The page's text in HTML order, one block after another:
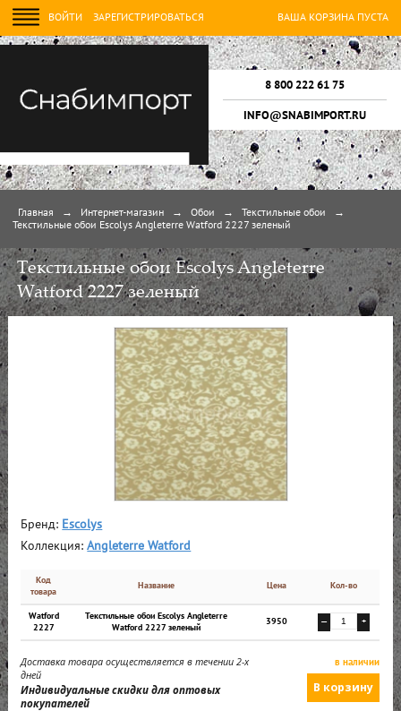
ВОЙТИ ЗАРЕГИСТРИРОВАТЬСЯ ВАША КОРЗИНА ПУСТА
8 800 222 61 75
INFO@SNABIMPORT.RU
Главная → Интернет-магазин → Обои → Текстильные обои
→
Текстильные обои Escolys Angleterre Watford 2227 зеленый
Текстильные обои Escolys Angleterre
Watford 2227 зеленый
Бренд: Escolys
Коллекция:Angleterre Watford
Код
товара
Название Цена Кол-во
Watford
2227
Текстильные обои Escolys Angleterre
Watford 2227 зеленый
3950 — +
Доставка товара осуществляется в течении 2-х
дней
Индивидуальные скидки для оптовых
покупателей
в наличии